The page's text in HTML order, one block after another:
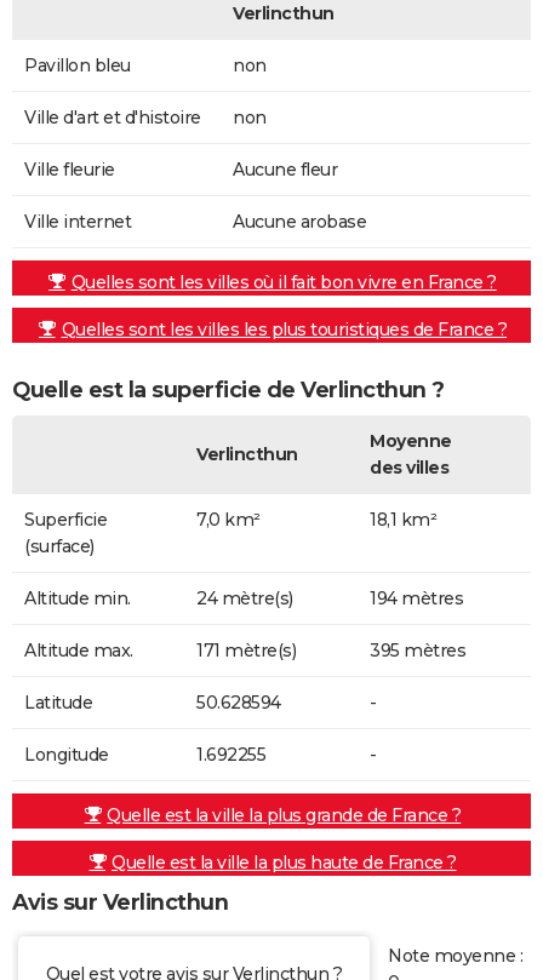
Verlincthun
Pavillon bleu non
Ville d'art et d'histoire non
Ville fleurie Aucune fleur
Ville internet Aucune arobase
Quelles sont les villes où il fait bon vivre en France ?
Quelles sont les villes les plus touristiques de France ?
Quelle est la superficie de Verlincthun ?
Verlincthun
Moyenne
des villes
Superficie
(surface)
7,0 km² 18,1 km²
Altitude min. 24 mètre(s) 194 mètres
Altitude max. 171 mètre(s) 395 mètres
Latitude 50.628594 -
Longitude 1.692255 -
Quelle est la ville la plus grande de France ?
Quelle est la ville la plus haute de France ?
Avis sur Verlincthun
Quel est votre avis sur Verlincthun ?
Note moyenne :